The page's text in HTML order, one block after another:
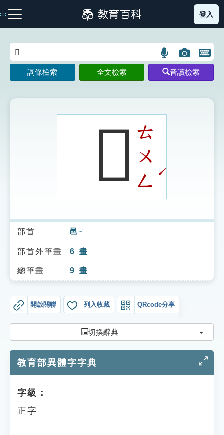
到
主
:::
注音索引圖示 筆畫索引圖示 部首索引表圖示
索引選單
知識索引
單字索引
貓頭鷹博士
登入
:::
語
言
搜
示
圖
片
搜
開
鍵
圖
詞條檢索 全文檢索 音讀檢索
𨚯ㄊ
ㄨ
ㄥ
ˊ
部首 邑 ㄧˋ
部首外筆畫 6 畫
總筆畫 9 畫
開啟關聯 列入收藏 QRcode分享
切換辭典 切換
教育部異體字字典
字級：
正字